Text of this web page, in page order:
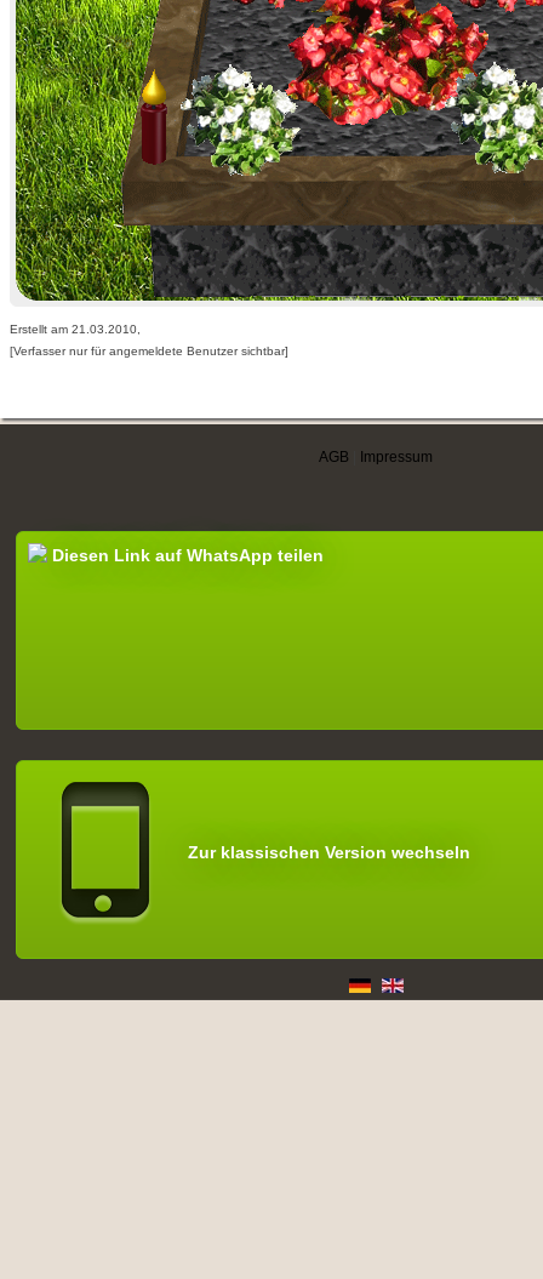
Erstellt am 21.03.2010,
[Verfasser nur für angemeldete Benutzer sichtbar]
AGB Impressum
Diesen Link auf WhatsApp teilen
Zur klassischen Version wechseln